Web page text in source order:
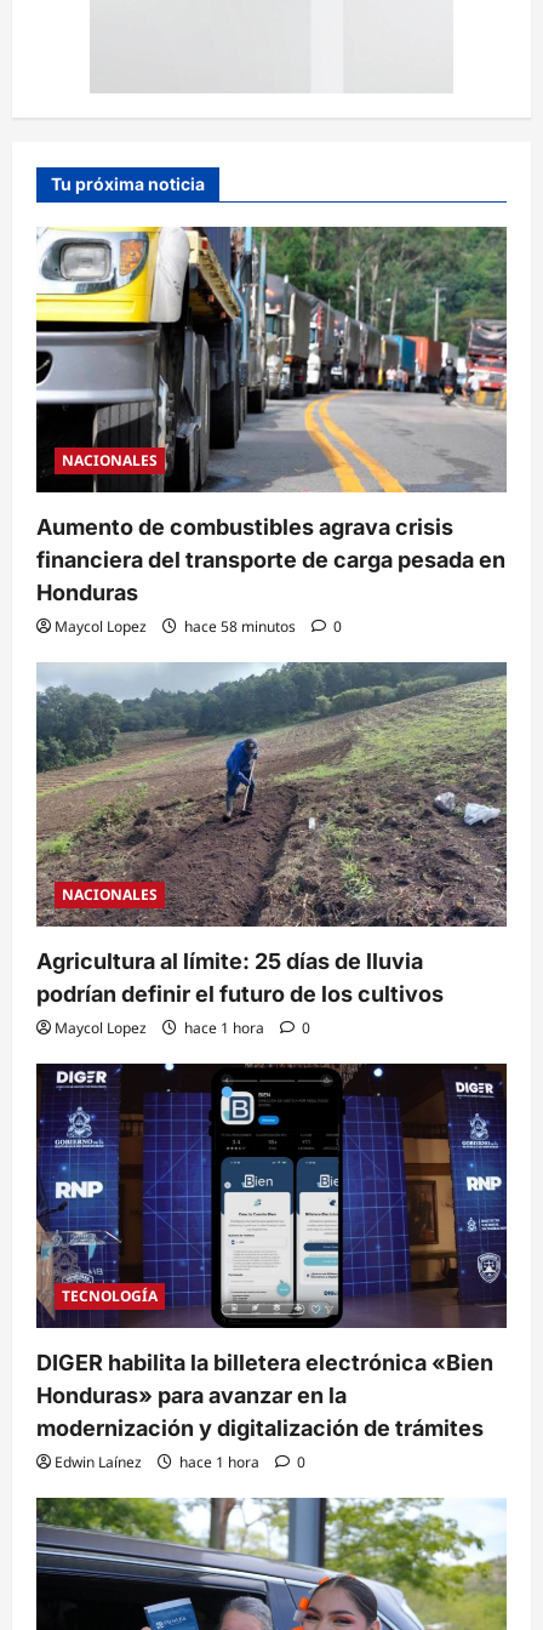
Tu próxima noticia
NACIONALES
Aumento de combustibles agrava crisis
financiera del transporte de carga pesada en
Honduras
Maycol Lopez hace 58 minutos 0
NACIONALES
Agricultura al límite: 25 días de lluvia
podrían definir el futuro de los cultivos
Maycol Lopez hace 1 hora 0
TECNOLOGÍA
DIGER habilita la billetera electrónica «Bien
Honduras» para avanzar en la
modernización y digitalización de trámites
Edwin Laínez hace 1 hora 0